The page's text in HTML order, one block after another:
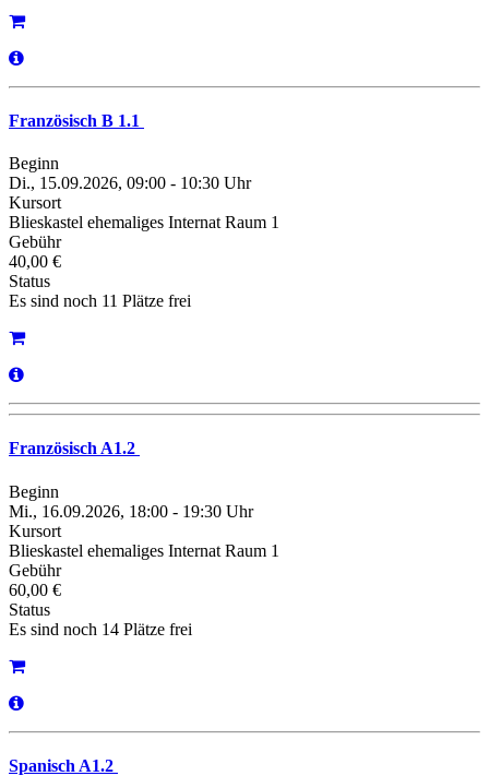
Französisch B 1.1
Beginn
Di., 15.09.2026, 09:00 - 10:30 Uhr
Kursort
Blieskastel ehemaliges Internat Raum 1
Gebühr
40,00 €
Status
Es sind noch 11 Plätze frei
Französisch A1.2
Beginn
Mi., 16.09.2026, 18:00 - 19:30 Uhr
Kursort
Blieskastel ehemaliges Internat Raum 1
Gebühr
60,00 €
Status
Es sind noch 14 Plätze frei
Spanisch A1.2